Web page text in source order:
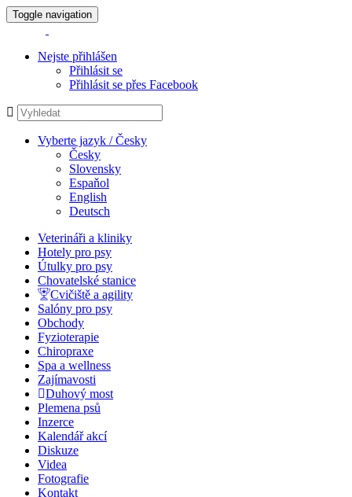
Toggle navigation
Nejste přihlášen
Přihlásit se
Přihlásit se přes Facebook
Vyberte jazyk / Česky
Česky
Slovensky
Espaňol
English
Deutsch
Veterináři a kliniky
Hotely pro psy
Útulky pro psy
Chovatelské stanice
Cvičiště a agility
Salóny pro psy
Obchody
Fyzioterapie
Chiropraxe
Spa a wellness
Zajímavosti
Duhový most
Plemena psů
Inzerce
Kalendář akcí
Diskuze
Videa
Fotografie
Kontakt